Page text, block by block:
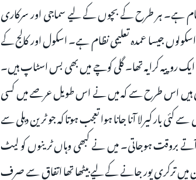
ہے۔ ہر طرح کے بچوں کے لیے سماجی اور سرکاری
جیسا عمدہ تعلیمی نظام ہے۔ اسکول اور کالج کے
کرایہ تھا۔ گلی کوچے میں بھی بس اسٹاپ ہیں۔
کرتی ہیں اس طرح سے کہ میں نے اس طویل عرصے میں کسی
بار کیرلا آنا جانا ہوا تعجب ہوتا کہ جو ٹرین دہلی سے
آتے بروقت ہوجاتی۔ میں نے کبھی وہاں ٹرینوں کو لیٹ
میں ترکری پور جانے کے لیے بیٹھا تھا اتفاق سے صرف